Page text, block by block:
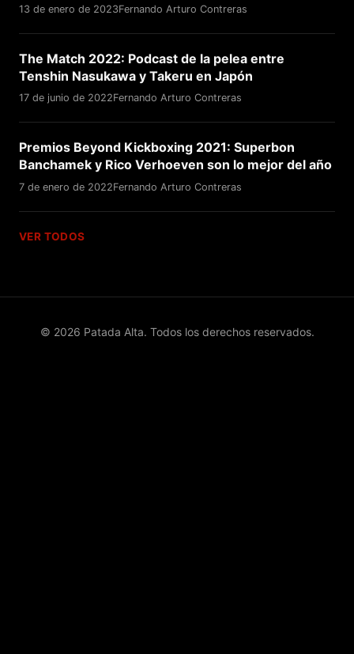
13 de enero de 2023Fernando Arturo Contreras
The Match 2022: Podcast de la pelea entre
Tenshin Nasukawa y Takeru en Japón
17 de junio de 2022Fernando Arturo Contreras
Premios Beyond Kickboxing 2021: Superbon
Banchamek y Rico Verhoeven son lo mejor del año
7 de enero de 2022Fernando Arturo Contreras
VER TODOS
© 2026 Patada Alta. Todos los derechos reservados.